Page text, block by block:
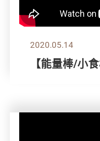
2020.05.14
【能量棒/小